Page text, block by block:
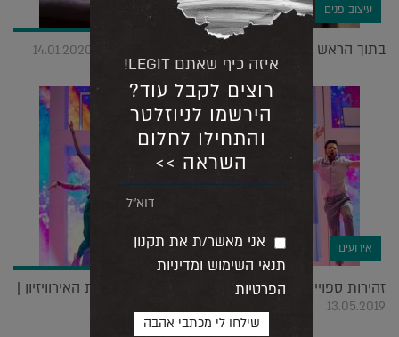
עיצוב פנים
בתוך הראש של האדריכל גל גאון: ריאיון בתמונות | 14.01.2020
אירועים
זהירות ספויילרים: ככה זה ייראה מחר בערב על במת האירוויזיון |
13.05.2019
איזה כיף שאתם LEGIT!
רוצים לקבל עוד?
הירשמו לניוזלטר
והתחילו לחלום
השראה >>
אני מאשר/ת את תקנון
תנאי השימוש ומדיניות
הפרטיות